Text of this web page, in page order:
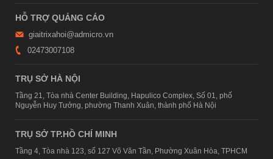
HỖ TRỢ QUẢNG CÁO
giaitrixahoi@admicro.vn
02473007108
TRỤ SỞ HÀ NỘI
Tầng 21, Tòa nhà Center Building, Hapulico Complex, Số 01, phố
Nguyễn Huy Tưởng, phường Thanh Xuân, thành phố Hà Nội
TRỤ SỞ TP.HỒ CHÍ MINH
Tầng 4, Tòa nhà 123, số 127 Võ Văn Tần, Phường Xuân Hòa, TPHCM